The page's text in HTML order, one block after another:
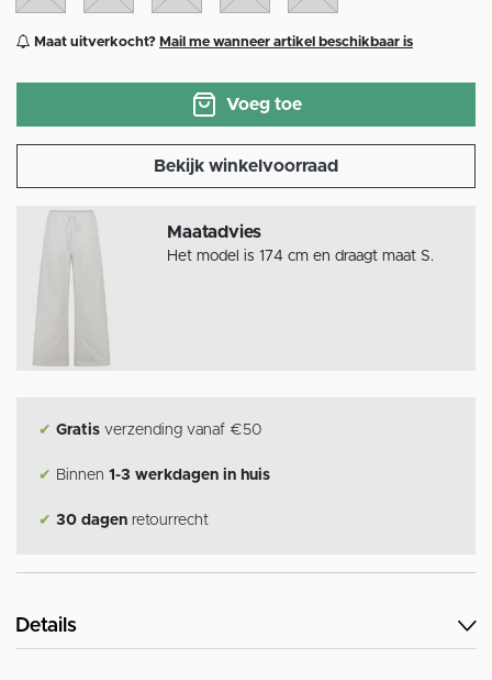
Maat uitverkocht? Mail me wanneer artikel beschikbaar is
Voeg toe
Bekijk winkelvoorraad
Maatadvies
Het model is 174 cm en draagt maat S.
✔ Gratis verzending vanaf €50
✔ Binnen 1-3 werkdagen in huis
✔ 30 dagen retourrecht
Details